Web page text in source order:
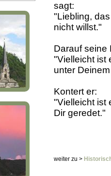
sagt:
"Liebling,
nicht willst."
Darauf seine
"Vielleicht ist
unter
Kontert er:
"Vielleicht ist
Dir geredet."
weiter zu >